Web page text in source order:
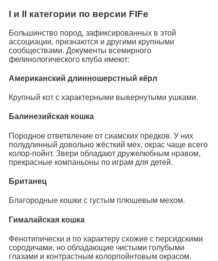
I и II категории по версии FIFe
Большинство пород, зафиксированных в этой
ассоциации, признаются и другими крупными
сообществами. Документы всемирного
фелинологического клуба имеют:
Американский длинношерстный кёрл
Крупный кот с характерными вывернутыми ушками.
Балинезийская кошка
Породное ответвление от сиамских предков. У них
полудлинный довольно жёсткий мех, окрас чаще всего
колор-пойнт. Звери обладают дружелюбным нравом,
прекрасные компаньоны по играм для детей.
Британец
Благородные кошки с густым плюшевым мехом.
Гималайская кошка
Фенотипически и по характеру схожие с персидскими
сородичами, но обладающие чистыми голубыми
глазами и контрастным колорпойнтовым окрасом.